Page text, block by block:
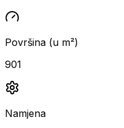
Površina (u m²)
901
Namjena